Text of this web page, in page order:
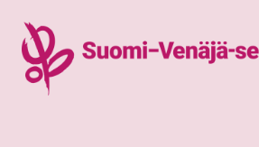
sisältöön